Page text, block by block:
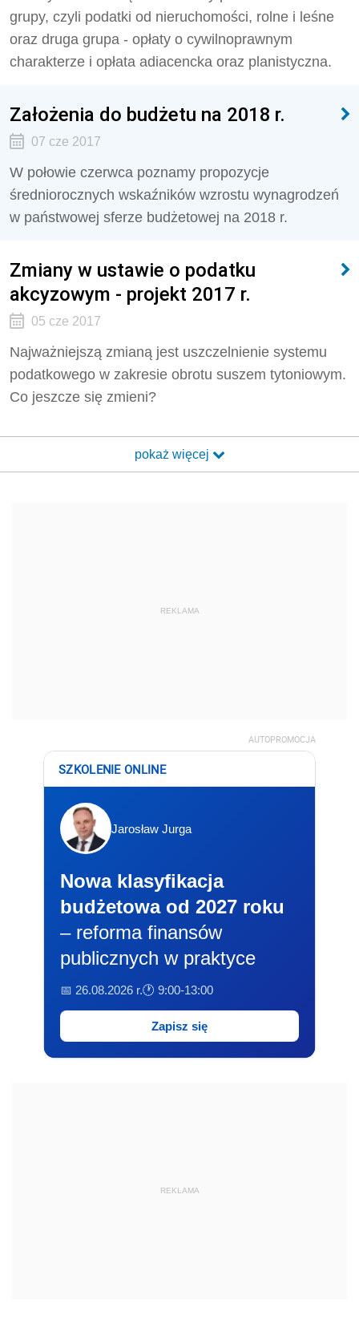
grupy, czyli podatki od nieruchomości, rolne i leśne
oraz druga grupa - opłaty o cywilnoprawnym
charakterze i opłata adiacencka oraz planistyczna.
Założenia do budżetu na 2018 r.
07 cze 2017
W połowie czerwca poznamy propozycje
średniorocznych wskaźników wzrostu wynagrodzeń
w państwowej sferze budżetowej na 2018 r.
Zmiany w ustawie o podatku
akcyzowym - projekt 2017 r.
05 cze 2017
Najważniejszą zmianą jest uszczelnienie systemu
podatkowego w zakresie obrotu suszem tytoniowym.
Co jeszcze się zmieni?
pokaż więcej
REKLAMA
AUTOPROMOCJA
SZKOLENIE ONLINE
Jarosław Jurga
Nowa klasyfikacja
budżetowa od 2027 roku
– reforma finansów
publicznych w praktyce
📅 26.08.2026 r.🕐 9:00-13:00
Zapisz się
REKLAMA